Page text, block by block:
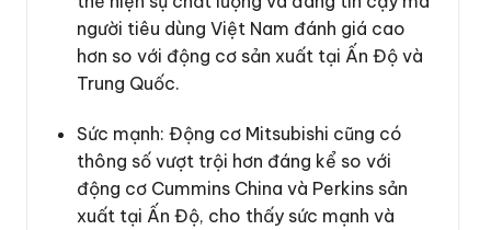
người tiêu dùng Việt Nam đánh giá cao
hơn so với động cơ sản xuất tại Ấn Độ và
Trung Quốc.
Sức mạnh: Động cơ Mitsubishi cũng có
thông số vượt trội hơn đáng kể so với
động cơ Cummins China và Perkins sản
xuất tại Ấn Độ, cho thấy sức mạnh và